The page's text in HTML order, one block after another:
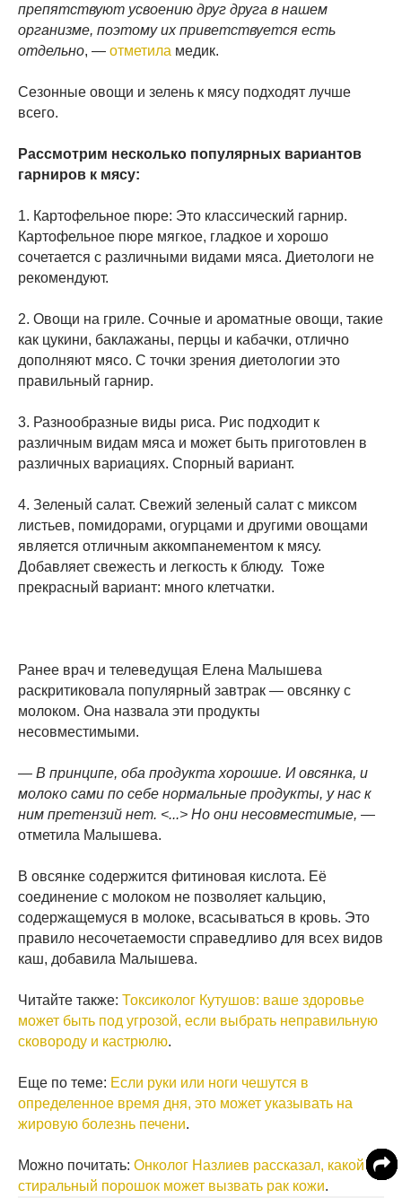
препятствуют усвоению друг друга в нашем
организме, поэтому их приветствуется есть
отдельно, — отметила медик.
Сезонные овощи и зелень к мясу подходят лучше
всего.
Рассмотрим несколько популярных вариантов
гарниров к мясу:
1. Картофельное пюре: Это классический гарнир.
Картофельное пюре мягкое, гладкое и хорошо
сочетается с различными видами мяса. Диетологи не
рекомендуют.
2. Овощи на гриле. Сочные и ароматные овощи, такие
как цукини, баклажаны, перцы и кабачки, отлично
дополняют мясо. С точки зрения диетологии это
правильный гарнир.
3. Разнообразные виды риса. Рис подходит к
различным видам мяса и может быть приготовлен в
различных вариациях. Спорный вариант.
4. Зеленый салат. Свежий зеленый салат с миксом
листьев, помидорами, огурцами и другими овощами
является отличным аккомпанементом к мясу.
Добавляет свежесть и легкость к блюду. Тоже
прекрасный вариант: много клетчатки.
Ранее врач и телеведущая Елена Малышева
раскритиковала популярный завтрак — овсянку с
молоком. Она назвала эти продукты
несовместимыми.
— В принципе, оба продукта хорошие. И овсянка, и
молоко сами по себе нормальные продукты, у нас к
ним претензий нет. <...> Но они несовместимые, —
отметила Малышева.
В овсянке содержится фитиновая кислота. Её
соединение с молоком не позволяет кальцию,
содержащемуся в молоке, всасываться в кровь. Это
правило несочетаемости справедливо для всех видов
каш, добавила Малышева.
Читайте также: Токсиколог Кутушов: ваше здоровье
может быть под угрозой, если выбрать неправильную
сковороду и кастрюлю.
Еще по теме: Если руки или ноги чешутся в
определенное время дня, это может указывать на
жировую болезнь печени.
Можно почитать: Онколог Назлиев рассказал, какой
стиральный порошок может вызвать рак кожи.